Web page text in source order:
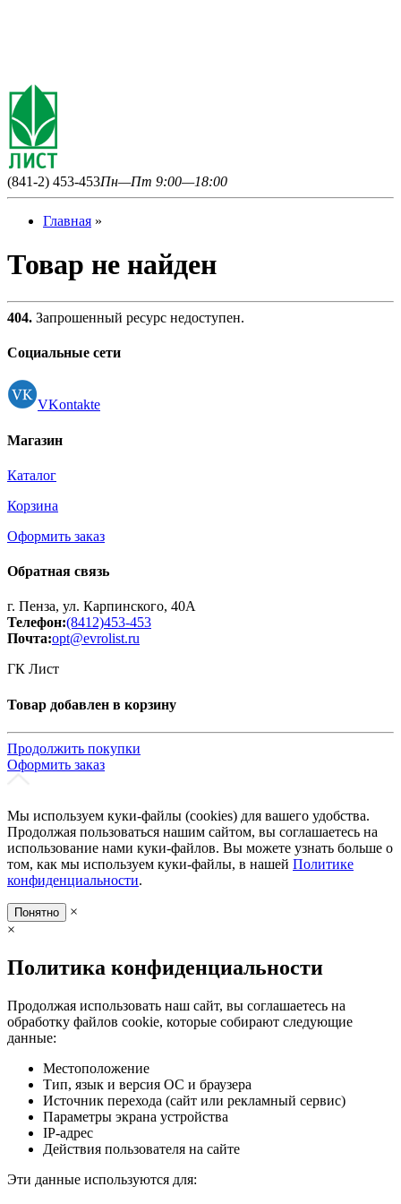
(841-2) 453-453Пн—Пт 9:00—18:00
Главная »
Товар не найден
404. Запрошенный ресурс недоступен.
Социальные сети
VKontakte
Магазин
Каталог
Корзина
Оформить заказ
Обратная связь
г. Пенза, ул. Карпинского, 40А
Телефон:(8412)453-453
Почта:opt@evrolist.ru
ГК Лист
Товар добавлен в корзину
Продолжить покупки
Оформить заказ
Мы используем куки-файлы (cookies) для вашего удобства.
Продолжая пользоваться нашим сайтом, вы соглашаетесь на
использование нами куки-файлов. Вы можете узнать больше о
том, как мы используем куки-файлы, в нашей Политике
конфиденциальности.
Понятно
×
×
Политика конфиденциальности
Продолжая использовать наш сайт, вы соглашаетесь на
обработку файлов cookie, которые собирают следующие
данные:
Местоположение
Тип, язык и версия ОС и браузера
Источник перехода (сайт или рекламный сервис)
Параметры экрана устройства
IP-адрес
Действия пользователя на сайте
Эти данные используются для: